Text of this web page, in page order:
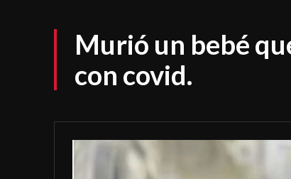
Murió un bebé
con covid.